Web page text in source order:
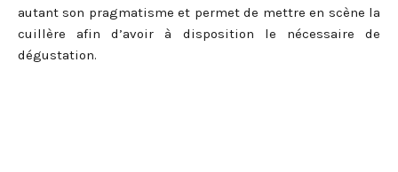
autant son pragmatisme et permet de mettre en scène la
cuillère afin d’avoir à disposition le nécessaire de
dégustation.